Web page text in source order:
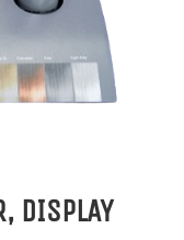
DISPLAY